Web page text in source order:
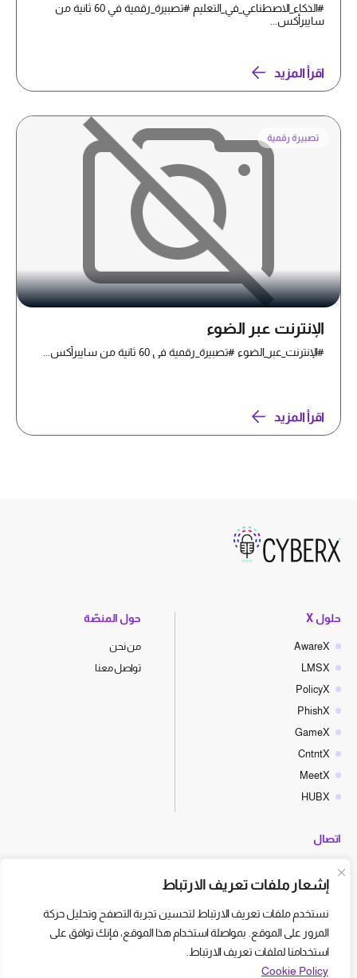
إشعار ملفات تعريف الارتباط
نستخدم ملفات تعريف الارتباط لتحسين تجربة التصفح وتحليل حركة
المرور على الموقع. بمواصلة استخدام هذا الموقع، فإنك توافق على
استخدامنا لملفات تعريف الارتباط.
Cookie Policy
#الذكاء_الاصطناعي_في_التعليم #تصبيرة_رقمية في 60 ثانية من
سايبرأكس...
اقرأ المزيد
تصبيرة رقمية
الإنترنت عبر الضوء
#الإنترنت_عبر_الضوء #تصبيرة_رقمية في 60 ثانية من سايبرأكس...
اقرأ المزيد
حلول X
AwareX
LMSX
PolicyX
PhishX
GameX
CntntX
MeetX
HUBX
حول المنصّة
من نحن
تواصل معنا
اتصال
hello@cyberx.world